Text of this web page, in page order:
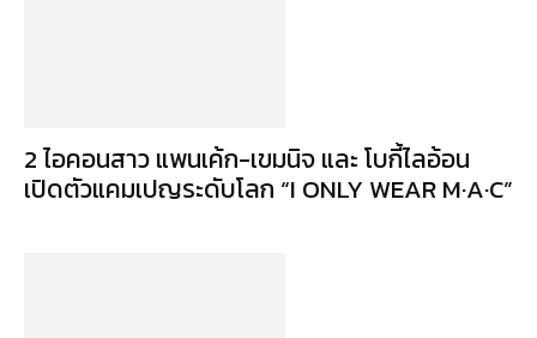
2 ไอคอนสาว แพนเค้ก-เขมนิจ และ โบกี้ไลอ้อน
เปิดตัวแคมเปญระดับโลก “I ONLY WEAR M·A·C”